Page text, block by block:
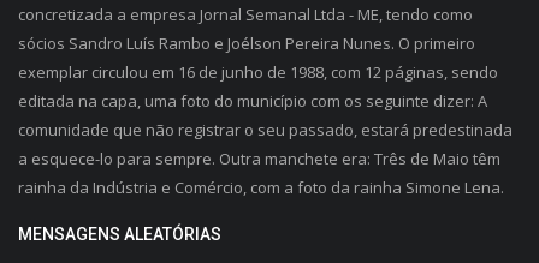
concretizada a empresa Jornal Semanal Ltda - ME, tendo como
sócios Sandro Luís Rambo e Joélson Pereira Nunes. O primeiro
exemplar circulou em 16 de junho de 1988, com 12 páginas, sendo
editada na capa, uma foto do município com os seguinte dizer: A
comunidade que não registrar o seu passado, estará predestinada
a esquece-lo para sempre. Outra manchete era: Três de Maio têm
rainha da Indústria e Comércio, com a foto da rainha Simone Lena.
MENSAGENS ALEATÓRIAS